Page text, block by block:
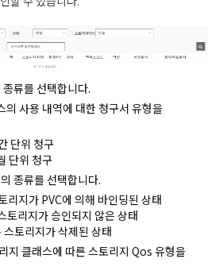
류를 선택합니다.
의 사용 내역에 대한 청구서 유형을
단위 청구
단위 청구
종류를 선택합니다.
리지가 PVC에 의해 바인딩된 상태
리지가 승인되지 않은 상태
토리지가삭제된 상태
지 클래스에 따른 스토리지 Qos 유형을